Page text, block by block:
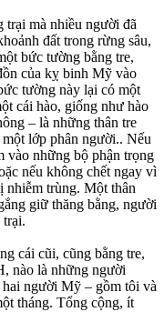
trại mà nhiều người đã
đất trong rừng sâu,
bức tường bằng tre,
của kỵ binh Mỹ vào
tường này lại có một
cái hào, giống như hào
– là những thân tre
lớp phân người.. Nếu
vào những bộ phận trọng
nếu không chết ngay vì
nhiễm trùng. Một thân
giữ thăng bằng, người
trại.
cái cũi, cũng bằng tre,
nào là những người
người Mỹ – gồm tôi và
tháng. Tổng cộng, ít